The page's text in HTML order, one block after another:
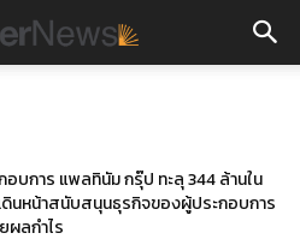
อบการ แพลทินัม กรุ๊ป ทะลุ 344 ล้านใน
นหน้าสนับสนุนธุรกิจของผู้ประกอบการ
ผลกำไร